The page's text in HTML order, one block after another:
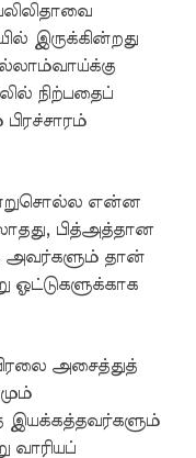
இருக்கின்றது
நிற்பதைப்
என்ன
பித்அத்தான
அவர்களும் தான்
ஓட்டுகளுக்காக
அசைத்துத்
இயக்கத்தவர்களும்
வாரியப்